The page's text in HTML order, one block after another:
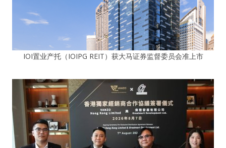
IOI置业产托（IOIPG REIT）获大马证券监督委员会准上市